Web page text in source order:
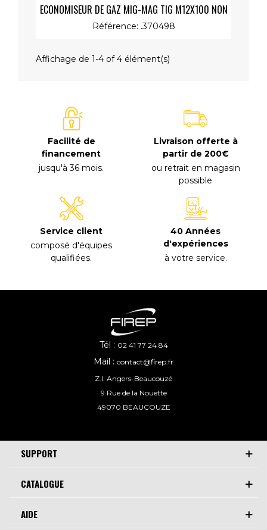
ECONOMISEUR DE GAZ MIG-MAG TIG M12X100 NON
REGLABLE
Référence: .370498
Affichage de 1-4 of 4 élément(s)
Facilité de
financement
jusqu'à 36 mois.
Livraison offerte à
partir de 200€
ou retrait en magasin
possible
Service client
composé d'équipes
qualifiées.
40 Années
d'expériences
à votre service.
AIDE
CATALOGUE
SUPPORT
Tél : 02 41 77 24 84
Mail : contact@firep.fr
Z.I. Angers-Beaucouzé
9 Rue de la Nouette
49070 BEAUCOUZE